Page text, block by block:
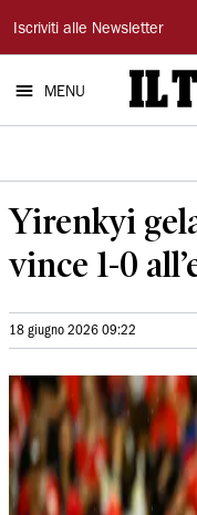
Il
Tirreno
Iscriviti alle Newsletter
MENU
Yirenkyi
vince 1-0
18 giugno 2026 09:22